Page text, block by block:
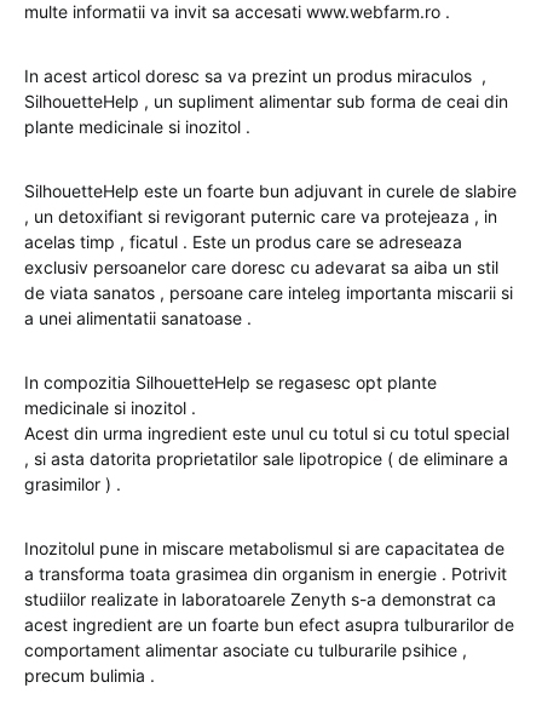
multe informatii va invit sa accesati www.webfarm.ro .
In acest articol doresc sa va prezint un produs miraculos ,
SilhouetteHelp , un supliment alimentar sub forma de ceai din
plante medicinale si inozitol .
SilhouetteHelp este un foarte bun adjuvant in curele de slabire
, un detoxifiant si revigorant puternic care va protejeaza , in
acelas timp , ficatul . Este un produs care se adreseaza
exclusiv persoanelor care doresc cu adevarat sa aiba un stil
de viata sanatos , persoane care inteleg importanta miscarii si
a unei alimentatii sanatoase .
In compozitia SilhouetteHelp se regasesc opt plante
medicinale si inozitol .
Acest din urma ingredient este unul cu totul si cu totul special
, si asta datorita proprietatilor sale lipotropice ( de eliminare a
grasimilor ) .
Inozitolul pune in miscare metabolismul si are capacitatea de
a transforma toata grasimea din organism in energie . Potrivit
studiilor realizate in laboratoarele Zenyth s-a demonstrat ca
acest ingredient are un foarte bun efect asupra tulburarilor de
comportament alimentar asociate cu tulburarile psihice ,
precum bulimia .